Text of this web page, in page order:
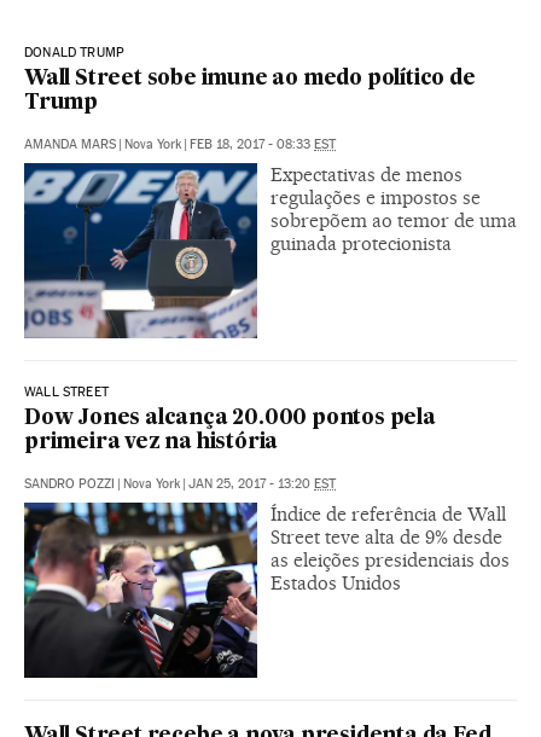
DONALD TRUMP
Wall Street sobe imune ao medo político de
Trump
AMANDA MARS | Nova York | FEB 18, 2017 - 08:33 EST
Expectativas de menos
regulações e impostos se
sobrepõem ao temor de uma
guinada protecionista
WALL STREET
Dow Jones alcança 20.000 pontos pela
primeira vez na história
SANDRO POZZI | Nova York | JAN 25, 2017 - 13:20 EST
Índice de referência de Wall
Street teve alta de 9% desde
as eleições presidenciais dos
Estados Unidos